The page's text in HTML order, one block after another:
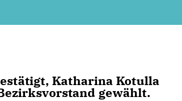
Katharina Kotulla
gewählt.